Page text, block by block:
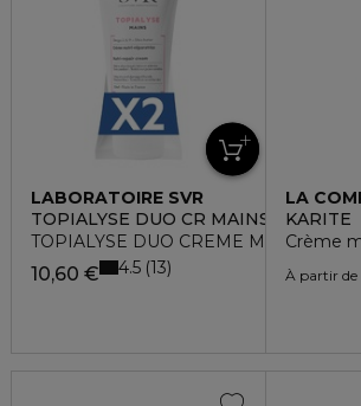
LABORATOIRE SVR
TOPIALYSE DUO CR MAINS
TOPIALYSE DUO CREME MAINS
10,60 € 4.5 13
LA
KARITE
Crème
À partir de